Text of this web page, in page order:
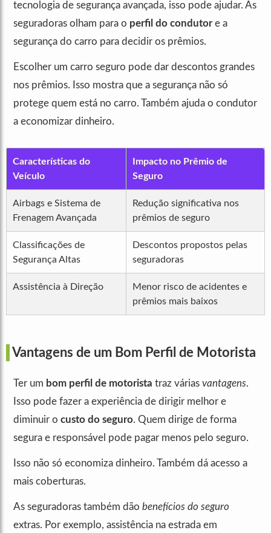
tecnologia de segurança avançada, isso pode ajudar. As
seguradoras olham para o perfil do condutore a
segurança do carro para decidir os prêmios.
Escolher um carro seguro pode dar descontos grandes
nos prêmios. Isso mostra que a segurança não só
protege quem está no carro. Também ajuda o condutor
a economizar dinheiro.
Características do
Veículo
Impacto no Prêmio de
Seguro
Airbags e Sistema de
Frenagem Avançada
Redução significativa nos
prêmios de seguro
Classificações de
Segurança Altas
Descontos propostos pelas
seguradoras
Assistência à Direção
Menor risco de acidentes e
prêmios mais baixos
Vantagens de um Bom Perfil de Motorista
Ter um bom perfil de motorista traz várias vantagens.
Isso pode fazer a experiência de dirigir melhor e
diminuir o custo do seguro. Quem dirige de forma
segura e responsável pode pagar menos pelo seguro.
Isso não só economiza dinheiro. Também dá acesso a
mais coberturas.
As seguradoras também dão benefícios do seguro
extras. Por exemplo, assistência na estrada em